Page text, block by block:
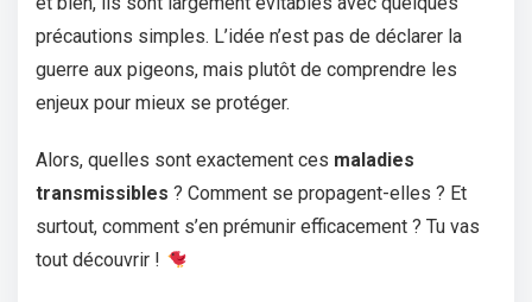
précautions simples. L’idée n’est pas de déclarer la
guerre aux pigeons, mais plutôt de comprendre les
enjeux pour mieux se protéger.
Alors, quelles sont exactement ces maladies
transmissibles ? Comment se propagent-elles ? Et
surtout, comment s’en prémunir efficacement ? Tu vas
tout découvrir !